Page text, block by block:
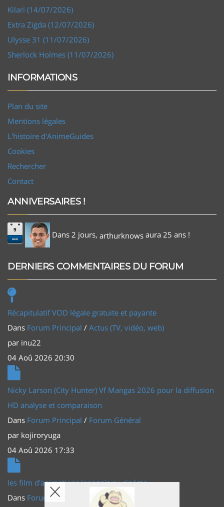
Kilari (14/07/2026)
Extra Zigda (12/07/2026)
Ulysse 31 (11/07/2026)
Sherlock Holmes (11/07/2026)
INFORMATIONS
Plan du site
Mentions légales
L'histoire d'AnimeGuides
Cookies
Rechercher
Contact
ANNIVERSAIRES !
9
Aoû Dans 2 jours, arthurknows aura 25 ans !
DERNIERS COMMENTAIRES DU FORUM
Récapitulatif VOD légale gratuite et payante
Dans Forum Principal / Actus (TV, vidéo, web)
par inu22
04 Aoû 2026 20:30
Nicky Larson (City Hunter) Vf Mangas 2026 pour la diffusion
HD analyse et comparaison
Dans Forum Principal / Forum Général
par kojiroryuga
04 Aoû 2026 17:33
les film d'animations Japonais au cinéma
Dans Forum Principal Actus (TV, vidéo, web)